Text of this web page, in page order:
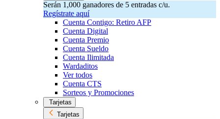
Serán 1,000 ganadores de 5 entradas c/u.
Regístrate aquí
Cuenta Contigo: Retiro AFP
Cuenta Digital
Cuenta Premio
Cuenta Sueldo
Cuenta Ilimitada
Wardaditos
Ver todos
Cuenta CTS
Sorteos y Promociones
Tarjetas
Tarjetas